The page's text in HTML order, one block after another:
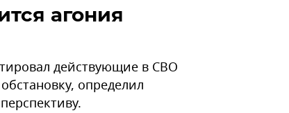
агония
действующие в СВО
определил